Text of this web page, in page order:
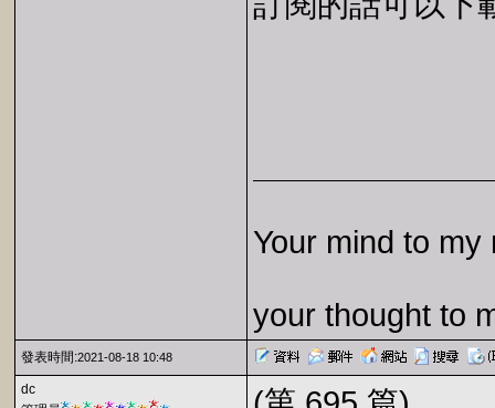
Your mind to my
your thought to
發表時間:2021-08-18 10:48
dc